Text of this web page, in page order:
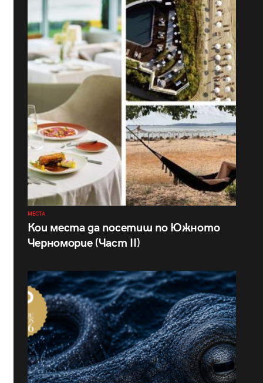
МЕСТА
Кои места да посетиш по Южното
Черноморие (Част II)